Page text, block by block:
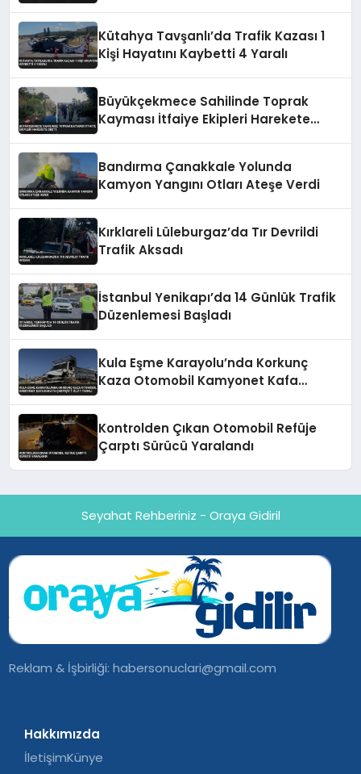
Kütahya Tavşanlı’da Trafik Kazası 1
Kişi Hayatını Kaybetti 4 Yaralı
Büyükçekmece Sahilinde Toprak
Kayması İtfaiye Ekipleri Harekete
Bandırma Çanakkale Yolunda
Kamyon Yangını Otları Ateşe Verdi
Kırklareli Lüleburgaz’da Tır Devrildi
Trafik Aksadı
İstanbul Yenikapı’da 14 Günlük Trafik
Düzenlemesi Başladı
Kula Eşme Karayolu’nda Korkunç
Kaza Otomobil Kamyonet Kafa
Kontrolden Çıkan Otomobil Refüje
Çarptı Sürücü Yaralandı
Seyahat Rehberiniz - Oraya Gidiril
Reklam & İşbirliği:habersonuclari@gmail.com
Hakkımızda
İletişimKünye